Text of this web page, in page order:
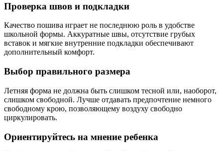
Проверка швов и подкладки
Качество пошива играет не последнюю роль в удобстве
школьной формы. Аккуратные швы, отсутствие грубых
вставок и мягкие внутренние подкладки обеспечивают
дополнительный комфорт.
Выбор правильного размера
Летняя форма не должна быть слишком тесной или, наоборот,
слишком свободной. Лучше отдавать предпочтение немного
свободному крою, позволяющему воздуху свободно
циркулировать.
Ориентируйтесь на мнение ребенка